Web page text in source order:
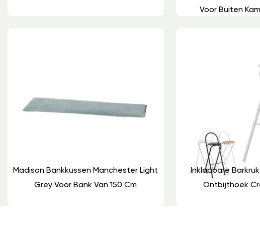
Voor Buiten
Madison Bankkussen Manchester Light
Grey Voor Bank Van 150 Cm
Inklapbare
Ontbijthoek